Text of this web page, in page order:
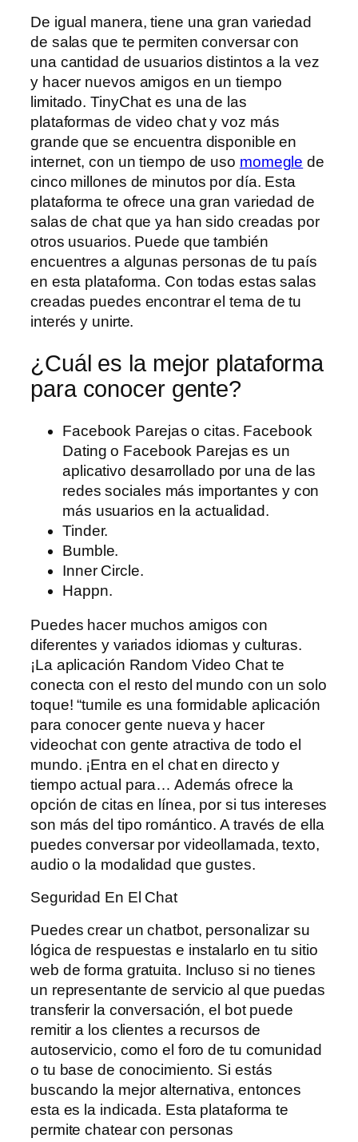
De igual manera, tiene una gran variedad
de salas que te permiten conversar con
una cantidad de usuarios distintos a la vez
y hacer nuevos amigos en un tiempo
limitado. TinyChat es una de las
plataformas de video chat y voz más
grande que se encuentra disponible en
internet, con un tiempo de uso momegle de
cinco millones de minutos por día. Esta
plataforma te ofrece una gran variedad de
salas de chat que ya han sido creadas por
otros usuarios. Puede que también
encuentres a algunas personas de tu país
en esta plataforma. Con todas estas salas
creadas puedes encontrar el tema de tu
interés y unirte.
¿Cuál es la mejor plataforma
para conocer gente?
Facebook Parejas o citas. Facebook
Dating o Facebook Parejas es un
aplicativo desarrollado por una de las
redes sociales más importantes y con
más usuarios en la actualidad.
Tinder.
Bumble.
Inner Circle.
Happn.
Puedes hacer muchos amigos con
diferentes y variados idiomas y culturas.
¡La aplicación Random Video Chat te
conecta con el resto del mundo con un solo
toque! “tumile es una formidable aplicación
para conocer gente nueva y hacer
videochat con gente atractiva de todo el
mundo. ¡Entra en el chat en directo y
tiempo actual para… Además ofrece la
opción de citas en línea, por si tus intereses
son más del tipo romántico. A través de ella
puedes conversar por videollamada, texto,
audio o la modalidad que gustes.
Seguridad En El Chat
Puedes crear un chatbot, personalizar su
lógica de respuestas e instalarlo en tu sitio
web de forma gratuita. Incluso si no tienes
un representante de servicio al que puedas
transferir la conversación, el bot puede
remitir a los clientes a recursos de
autoservicio, como el foro de tu comunidad
o tu base de conocimiento. Si estás
buscando la mejor alternativa, entonces
esta es la indicada. Esta plataforma te
permite chatear con personas